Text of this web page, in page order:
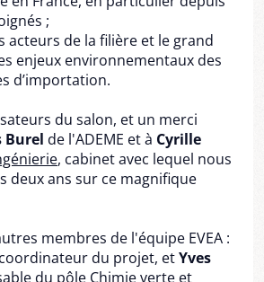
;
acteurs de la filière et le grand
enjeux environnementaux des
d’importation.
du salon, et un merci
Burel de l'ADEME et à Cyrille
, cabinet avec lequel nous
deux ans sur ce magnifique
membres de l'équipe EVEA :
du projet, etYves
du pôle Chimie verte et